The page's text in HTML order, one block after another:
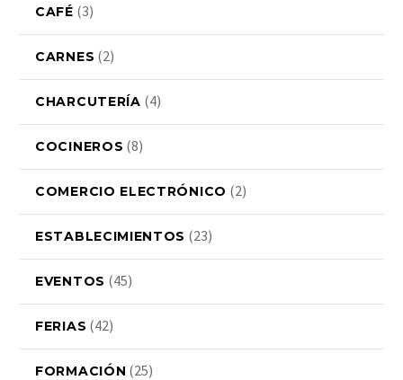
CAFÉ (3)
CARNES (2)
CHARCUTERÍA (4)
COCINEROS (8)
COMERCIO ELECTRÓNICO (2)
ESTABLECIMIENTOS (23)
EVENTOS (45)
FERIAS (42)
FORMACIÓN (25)